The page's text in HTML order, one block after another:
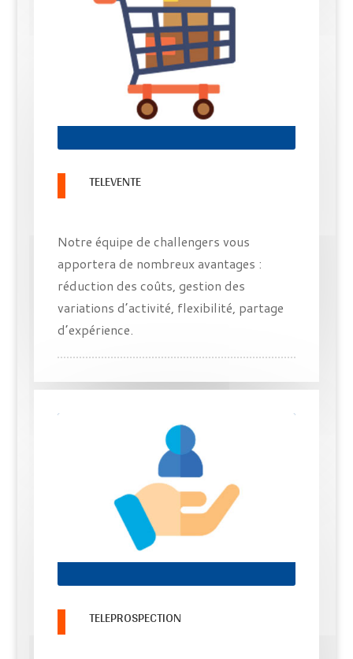
TELEVENTE
Notre équipe de challengers vous
apportera de nombreux avantages :
réduction des coûts, gestion des
variations d’activité, flexibilité, partage
d’expérience.
TELEPROSPECTION